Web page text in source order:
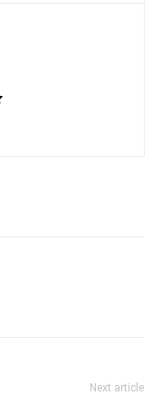
Next article